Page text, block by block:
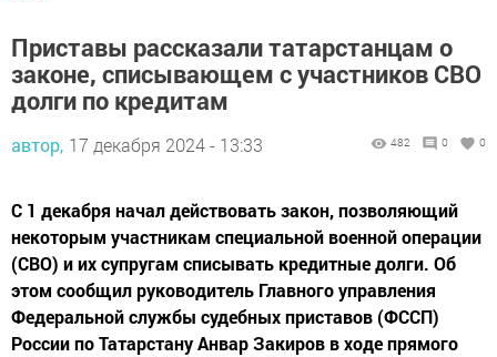
Приставы рассказали татарстанцам о
законе, списывающем с участников СВО
долги по кредитам
автор, 17 декабря 2024 - 13:33 482 0 0
С 1 декабря начал действовать закон, позволяющий
некоторым участникам специальной военной операции
(СВО) и их супругам списывать кредитные долги. Об
этом сообщил руководитель Главного управления
Федеральной службы судебных приставов (ФССП)
России по Татарстану Анвар Закиров в ходе прямого